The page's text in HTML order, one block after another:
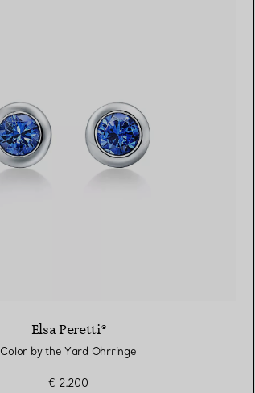
Elsa Peretti®
Color by the Yard Ohrringe
€ 2.200